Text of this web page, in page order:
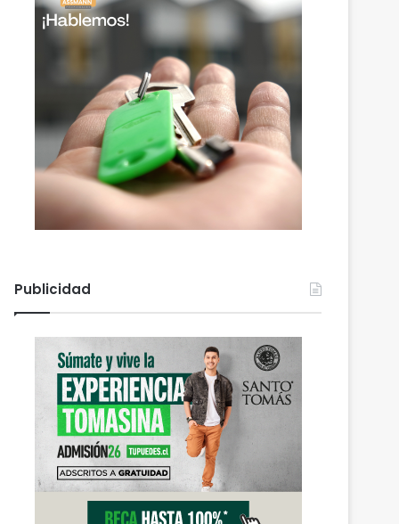
Publicidad